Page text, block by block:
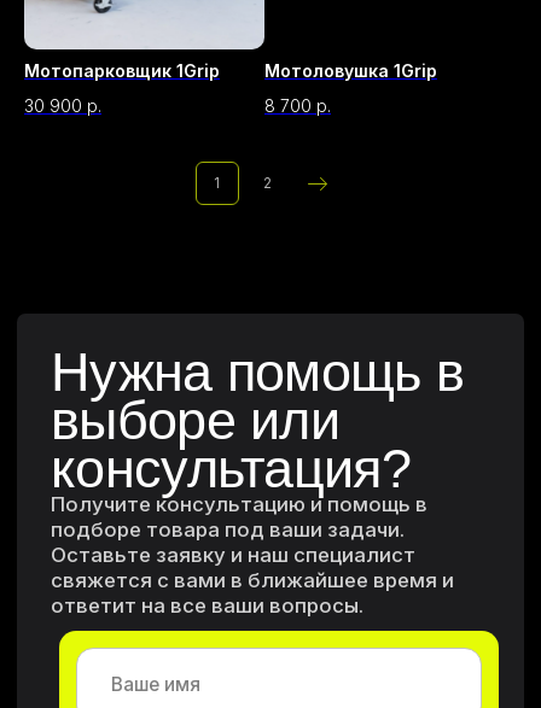
Мотопарковщик 1Grip
30 900 р.
Мотоловушка 1Grip
8 700 р.
1 2
политикой обработки
персональных данных
Каталог
Преимущества